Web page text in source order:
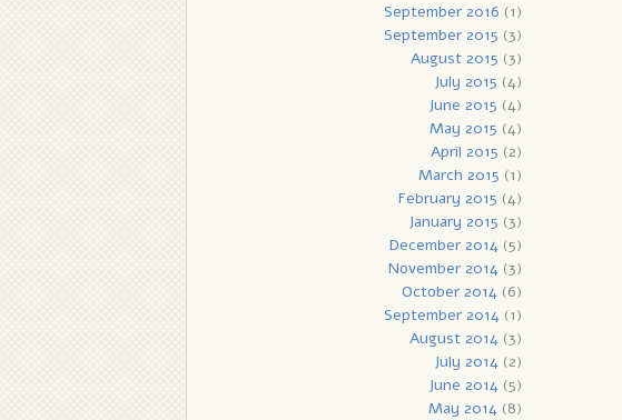
September 2016 (1)
September 2015 (3)
August 2015 (3)
July 2015 (4)
June 2015 (4)
May 2015 (4)
April 2015 (2)
March 2015 (1)
February 2015 (4)
January 2015 (3)
December 2014(5)
November 2014(3)
October 2014(6)
September 2014(1)
August 2014(3)
July 2014(2)
June 2014(5)
May 2014(8)